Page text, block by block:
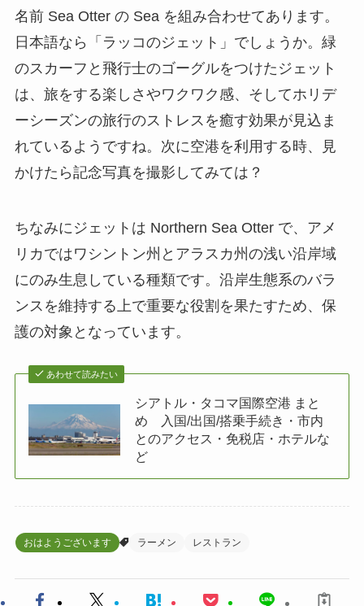
名前 Sea Otter の Sea を組み合わせてあります。
日本語なら「ラッコのジェット」でしょうか。緑
のスカーフと飛行士のゴーグルをつけたジェット
は、旅をする楽しさやワクワク感、そしてホリデ
ーシーズンの旅行のストレスを癒す効果が見込ま
れているようですね。次に空港を利用する時、見
かけたら記念写真を撮影してみては？
ちなみにジェットは Northern Sea Otter で、アメ
リカではワシントン州とアラスカ州の浅い沿岸域
にのみ生息している種類です。沿岸生態系のバラ
ンスを維持する上で重要な役割を果たすため、保
護の対象となっています。
あわせて読みたい
シアトル・タコマ国際空港 まと
め 入国/出国/搭乗手続き・市内
とのアクセス・免税店・ホテルな
ど
おはようございます ラーメン レストラン